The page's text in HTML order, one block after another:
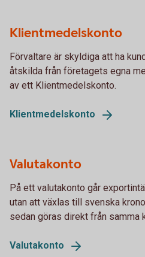
Klientmedelskonto
Förvaltare är skyldiga att ha
åtskilda från företagets egna
av ett Klientmedelskonto.
Klientmedelskonto
Valutakonto
På ett valutakonto går
utan att växlas till svenska
sedan göras direkt från samma
Valutakonto